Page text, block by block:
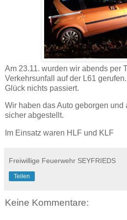
Am 23.11. wurden wir abends per
Verkehrsunfall auf der L61
Glück nichts passiert.
Wir haben das Auto geborgen und
sicher abgestellt.
Im Einsatz waren HLF und KLF
Freiwillige Feuerwehr SEYFRIEDS
Teilen
Keine Kommentare: